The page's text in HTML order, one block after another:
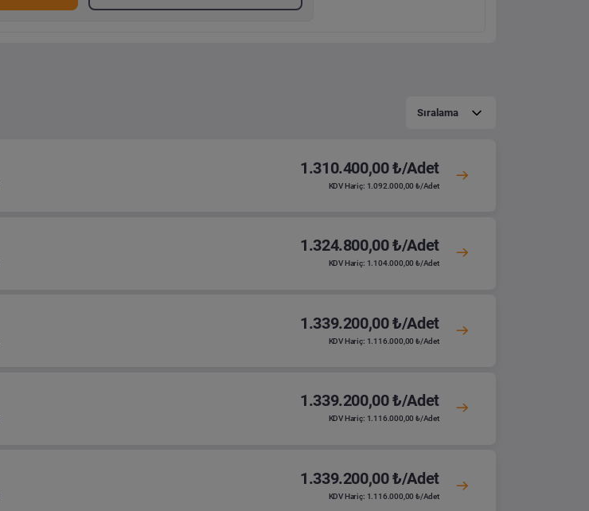
Sıralama
1.310.400,00 ₺/Adet
KDV Hariç: 1.092.000,00 ₺/Adet
1.324.800,00 ₺/Adet
KDV Hariç: 1.104.000,00 ₺/Adet
1.339.200,00 ₺/Adet
KDV Hariç: 1.116.000,00 ₺/Adet
1.339.200,00 ₺/Adet
KDV Hariç: 1.116.000,00 ₺/Adet
1.339.200,00 ₺/Adet
KDV Hariç: 1.116.000,00 ₺/Adet